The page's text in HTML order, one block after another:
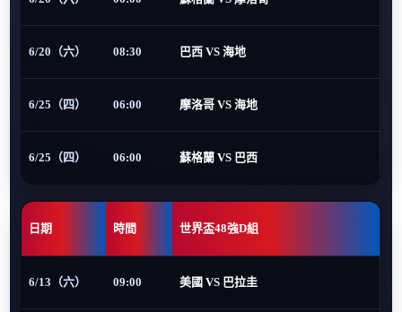
6/20（六） 08:30 巴西 VS 海地
6/25（四） 06:00 摩洛哥 VS 海地
6/25（四） 06:00 蘇格蘭 VS 巴西
日期 時間 世界盃48強D組
6/13（六） 09:00 美國 VS 巴拉圭